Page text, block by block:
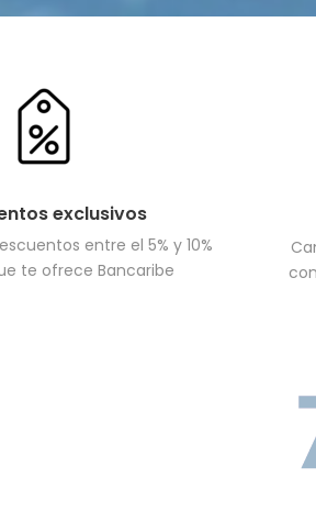
exclusivos
entre el 5% y 10%
te ofrece Bancaribe